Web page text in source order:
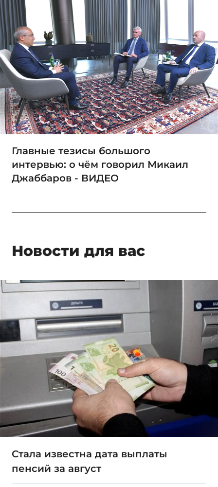
Главные тезисы большого
интервью: о чём говорил Микаил
Джаббаров - ВИДЕО
Новости для вас
Стала известна дата выплаты
пенсий за август